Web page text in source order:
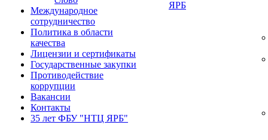
Международное
сотрудничество
Политика в области
качества
Лицензии и сертификаты
Государственные закупки
Противодействие
коррупции
Вакансии
Контакты
35 лет ФБУ "НТЦ ЯРБ"
ЯРБ